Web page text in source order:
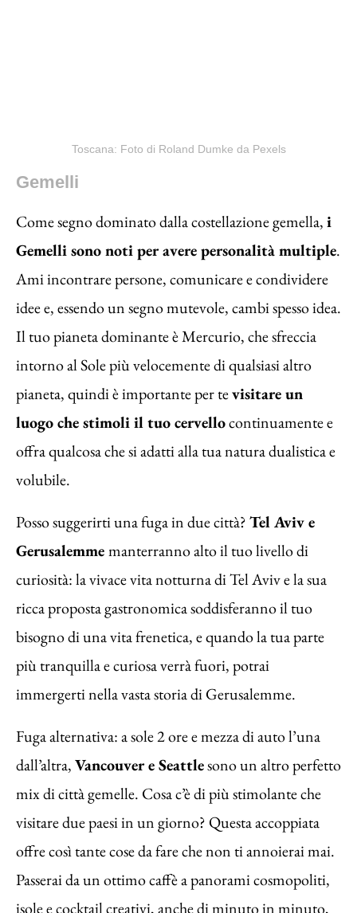
Toscana: Foto di Roland Dumke da Pexels
Gemelli
Come segno dominato dalla costellazione gemella,i
Gemelli sono noti per avere personalità multiple.
Ami incontrare persone, comunicare e condividere
idee e, essendo un segno mutevole, cambi spesso idea.
Il tuo pianeta dominante è Mercurio, che sfreccia
intorno al Sole più velocemente di qualsiasi altro
pianeta, quindi è importante per tevisitare un
luogo che stimoli il tuo cervellocontinuamente e
offra qualcosa che si adatti alla tua natura dualistica e
volubile.
Posso suggerirti una fuga in due città?Tel Aviv e
Gerusalemmemanterranno alto il tuo livello di
curiosità: la vivace vita notturna di Tel Aviv e la sua
ricca proposta gastronomica soddisferanno il tuo
bisogno di una vita frenetica, e quando la tua parte
più tranquilla e curiosa verrà fuori, potrai
immergerti nella vasta storia di Gerusalemme.
Fuga alternativa: a sole 2 ore e mezza di auto l’una
dall’altra,Vancouver e Seattlesono un altro perfetto
mix di città gemelle. Cosa c’è di più stimolante che
visitare due paesi in un giorno? Questa accoppiata
offre così tante cose da fare che non ti annoierai mai.
Passerai da un ottimo caffè a panorami cosmopoliti,
isole e cocktail creativi, anche di minuto in minuto,